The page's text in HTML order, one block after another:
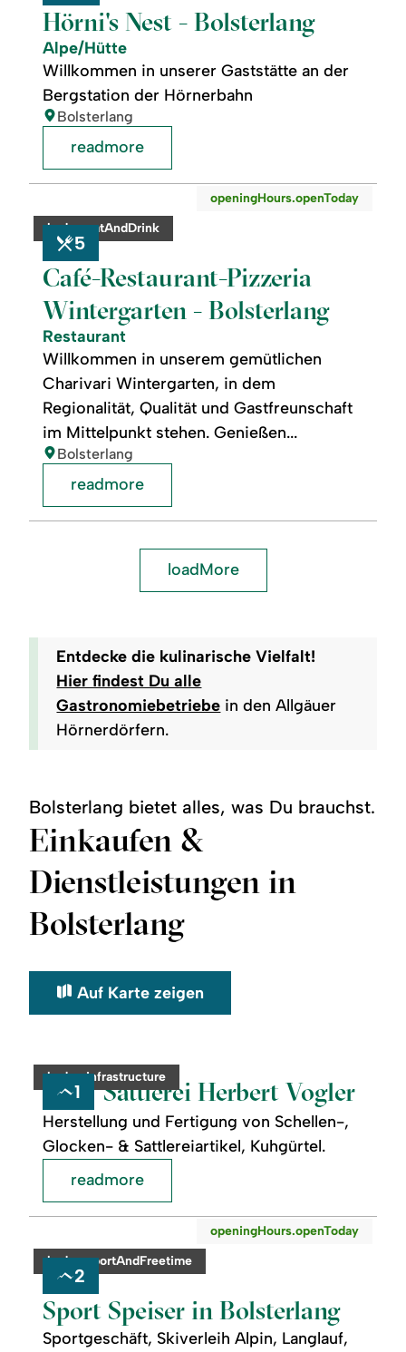
Hörni's Nest - Bolsterlang
Alpe/Hütte
Willkommen in unserer Gaststätte an der
Bergstation der Hörnerbahn
location:
Bolsterlang
readmore
category:
badge.eatAndDrink
openingHours.openToday
5
Café-Restaurant-Pizzeria
Wintergarten - Bolsterlang
Restaurant
Willkommen in unserem gemütlichen
Charivari Wintergarten, in dem
Regionalität, Qualität und Gastfreunschaft
im Mittelpunkt stehen. Genießen...
location:
Bolsterlang
readmore:
Restaurant-
Pizzeria
Wintergarten
Bolsterlang
readmore
loadMore
Entdecke die kulinarische Vielfalt!
Hier findest Du alle
Gastronomiebetriebe in den Allgäuer
Hörnerdörfern.
Bolsterlang bietet alles, was Du brauchst.
Einkaufen &
Dienstleistungen in
Bolsterlang
Auf Karte zeigen
category:
badge.infrastructure
1 Sattlerei Herbert Vogler
Herstellung und Fertigung von Schellen-,
Glocken- & Sattlereiartikel, Kuhgürtel.
readmore:
Herbert
Vogler
readmore
category:
badge.sportAndFreetime
openingHours.openToday
2
Sport Speiser in Bolsterlang
Sportgeschäft, Skiverleih Alpin, Langlauf,
readmore:
Speiser
Bolsterlang